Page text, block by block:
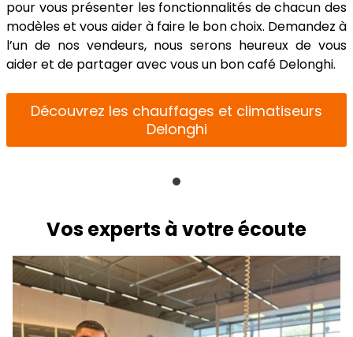
pour vous présenter les fonctionnalités de chacun des
modèles et vous aider à faire le bon choix. Demandez à
l’un de nos vendeurs, nous serons heureux de vous
aider et de partager avec vous un bon café Delonghi.
Découvrez les chauffages et climatiseurs
Delonghi
Vos experts à votre écoute